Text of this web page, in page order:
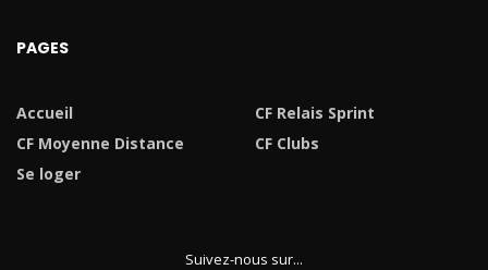
PAGES
Accueil
CF Relais Sprint
CF Moyenne Distance
CF Clubs
Se loger
Suivez-nous sur...